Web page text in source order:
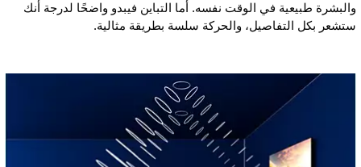
والبشرة طبيعية في الوقت نفسه. أما التباين فيبدو واضحًا لدرجة أنك
ستشعر بكل التفاصيل، والحركة سلسة بطريقة مثالية.